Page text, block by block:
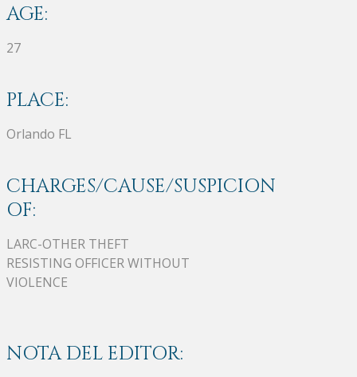
AGE:
27
PLACE:
Orlando FL
CHARGES/CAUSE/SUSPICION
OF:
LARC-OTHER THEFT
RESISTING OFFICER WITHOUT
VIOLENCE
NOTA DEL EDITOR: